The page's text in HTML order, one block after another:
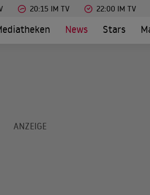
20:15 IM TV 22:00 IM TV
News Stars